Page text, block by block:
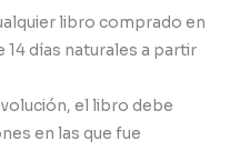
libro comprado en
14 días naturales a partir
el libro debe
en las que fue